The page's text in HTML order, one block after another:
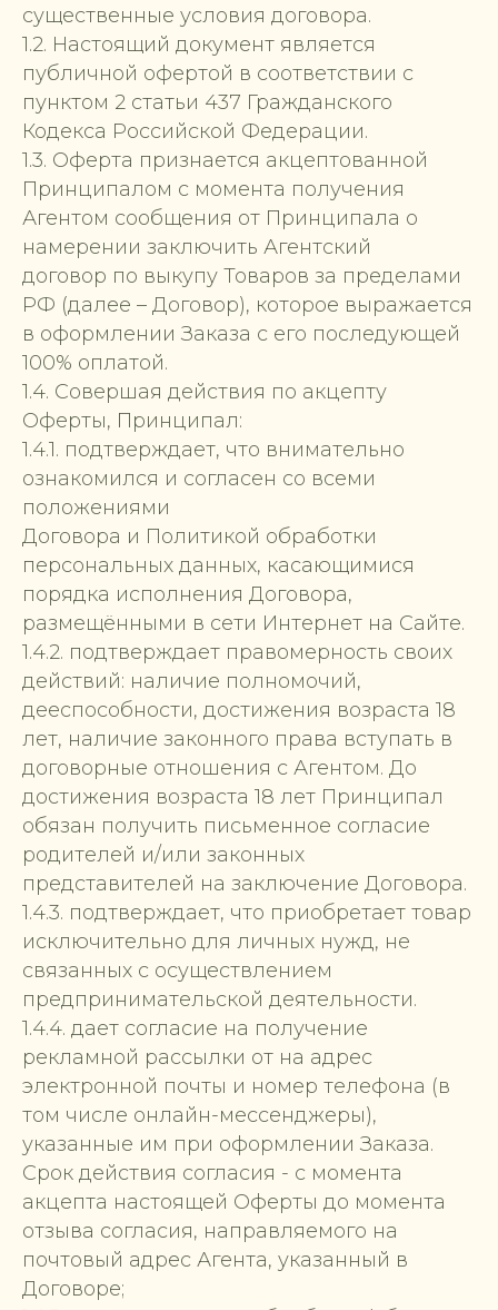
существенные условия договора.
1.2. Настоящий документ является
публичной офертой в соответствии с
пунктом 2 статьи 437 Гражданского
Кодекса Российской Федерации.
1.3. Оферта признается акцептованной
Принципалом с момента получения
Агентом сообщения от Принципала о
намерении заключить Агентский
договор по выкупу Товаров за пределами
РФ (далее – Договор), которое выражается
в оформлении Заказа с его последующей
100% оплатой.
1.4. Совершая действия по акцепту
Оферты, Принципал:
1.4.1. подтверждает, что внимательно
ознакомился и согласен со всеми
положениями
Договора и Политикой обработки
персональных данных, касающимися
порядка исполнения Договора,
размещёнными в сети Интернет на Сайте.
1.4.2. подтверждает правомерность своих
действий: наличие полномочий,
дееспособности, достижения возраста 18
лет, наличие законного права вступать в
договорные отношения с Агентом. До
достижения возраста 18 лет Принципал
обязан получить письменное согласие
родителей и/или законных
представителей на заключение Договора.
1.4.3. подтверждает, что приобретает товар
исключительно для личных нужд, не
связанных с осуществлением
предпринимательской деятельности.
1.4.4. дает согласие на получение
рекламной рассылки от на адрес
электронной почты и номер телефона (в
том числе онлайн-мессенджеры),
указанные им при оформлении Заказа.
Срок действия согласия - с момента
акцепта настоящей Оферты до момента
отзыва согласия, направляемого на
почтовый адрес Агента, указанный в
Договоре;